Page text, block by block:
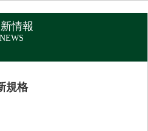
情報
NEWS
規格